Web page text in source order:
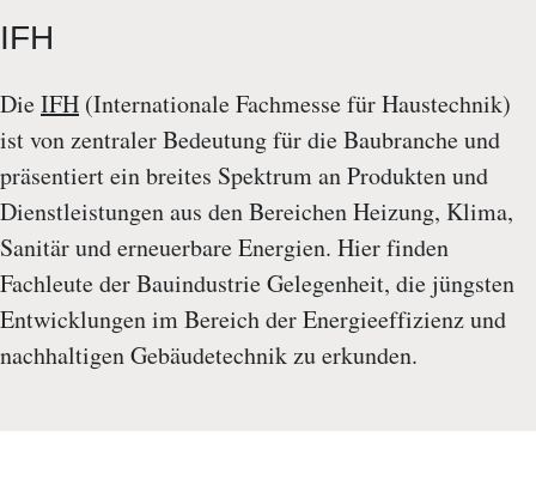
IFH
DieIFH (Internationale Fachmesse für Haustechnik)
ist von zentraler Bedeutung für die Baubranche und
präsentiert ein breites Spektrum an Produkten und
Dienstleistungen aus den Bereichen Heizung, Klima,
Sanitär und erneuerbare Energien. Hier finden
Fachleute der Bauindustrie Gelegenheit, die jüngsten
Entwicklungen im Bereich der Energieeffizienz und
nachhaltigen Gebäudetechnik zu erkunden.